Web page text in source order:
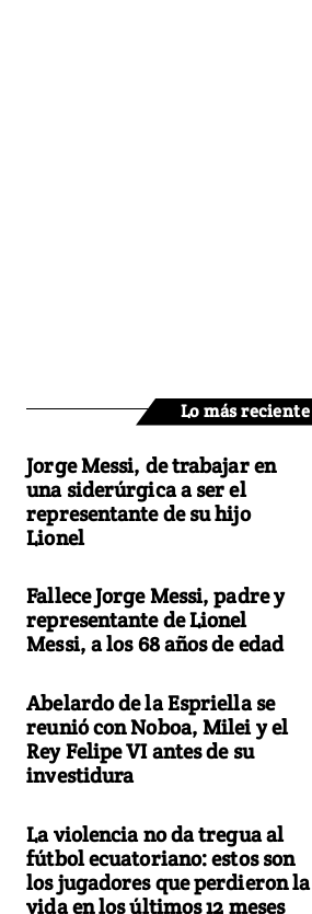
Lo más reciente
Jorge Messi, de trabajar en
una siderúrgica a ser el
representante de su hijo
Lionel
Fallece Jorge Messi, padre y
representante de Lionel
Messi, a los 68 años de edad
Abelardo de la Espriella se
reunió con Noboa, Milei y el
Rey Felipe VI antes de su
investidura
La violencia no da tregua al
fútbol ecuatoriano: estos son
los jugadores que perdieron la
vida en los últimos 12 meses